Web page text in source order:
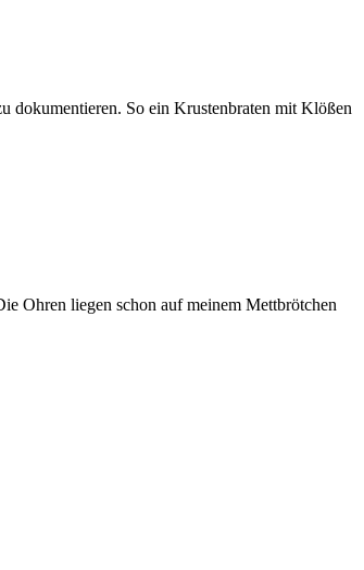
dokumentieren. So ein Krustenbraten mit Klößen
Ohren liegen schon auf meinem Mettbrötchen